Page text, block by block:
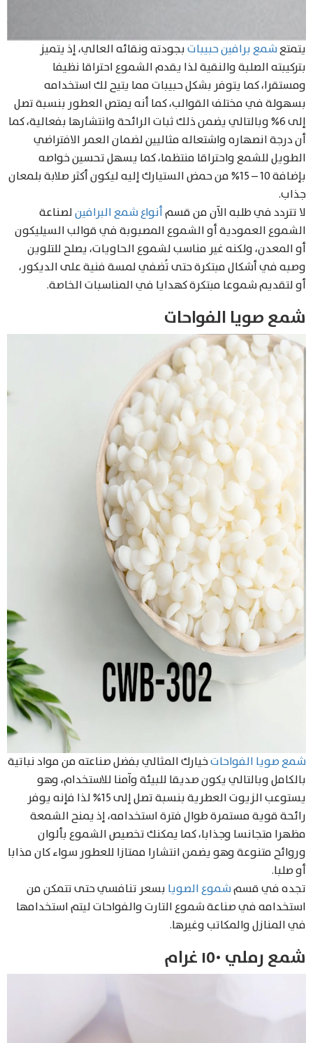
يتمتعشمع برافين حبيباتبجودته ونقائه العالي، إذ يتميز
بتركيبته الصلبة والنقية لذا يقدم الشموع احتراقا نظيفا
ومستقرا، كما يتوفر بشكل حبيبات مما يتيح لك استخدامه
بسهولة في مختلف القوالب، كما أنه يمتص العطور بنسبة تصل
إلى 6% وبالتالي يضمن ذلك ثبات الرائحة وانتشارها بفعالية، كما
أن درجة انصهاره واشتعاله مثاليين لضمان العمر الافتراضي
الطويل للشمع واحتراقا منتظما، كما يسهل تحسين خواصه
بإضافة 10 – 15% من حمض الستيارك إليه ليكون أكثر صلابة بلمعان
جذاب.
لا تتردد في طلبه الآن من قسمأنواع شمع البرافينلصناعة
الشموع العمودية أو الشموع المصبوبة في قوالب السيليكون
أو المعدن، ولكنه غير مناسب لشموع الحاويات، يصلح للتلوين
وصبه في أشكال مبتكرة حتى تُضفي لمسة فنية على الديكور،
أو لتقديم شموعا مبتكرة كهدايا في المناسبات الخاصة.
شمع صويا الفواحات
شمع صويا الفواحاتخيارك المثالي بفضل صناعته من مواد نباتية
بالكامل وبالتالي يكون صديقا للبيئة وآمنا للاستخدام، وهو
يستوعب الزيوت العطرية بنسبة تصل إلى 15% لذا فإنه يوفر
رائحة قوية مستمرة طوال فترة استخدامه، إذ يمنح الشمعة
مظهرا متجانسا وجذابا، كما يمكنك تخصيص الشموع بألوان
وروائح متنوعة وهو يضمن انتشارا ممتازا للعطور سواء كان مذابا
أو صلبا.
تجده في قسمشموع الصويا بسعر تنافسي حتى تتمكن من
استخدامه في صناعة شموع التارت والفواحات ليتم استخدامها
في المنازل والمكاتب وغيرها.
شمع رملي ١٥٠ غرام